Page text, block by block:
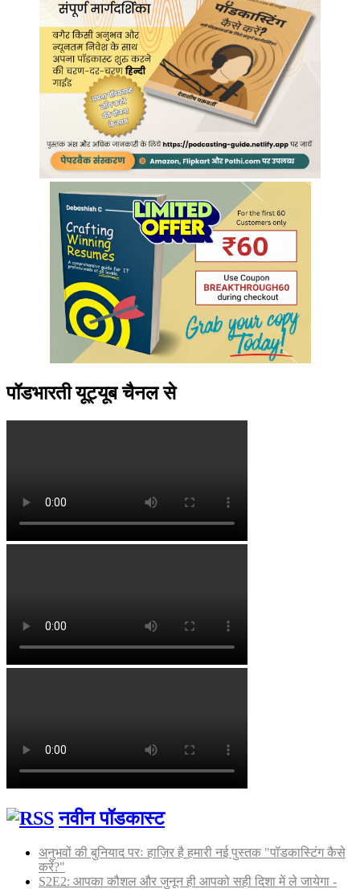
पॉडभारती यूट्यूब चैनल से
नवीन पॉडकास्ट
अनुभवों की बुनियाद परः हाज़िर है हमारी नई पुस्तक "पॉडकास्टिंग कैसे
करें?"
S2E2: आपका कौशल और जुनून ही आपको सही दिशा में ले जायेगा -